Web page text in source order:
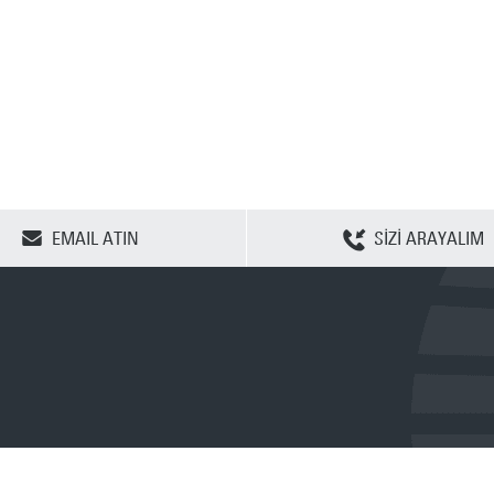
SEÇENEKLERİ TEMİZLE
EMAIL ATIN SİZİ ARAYALIM